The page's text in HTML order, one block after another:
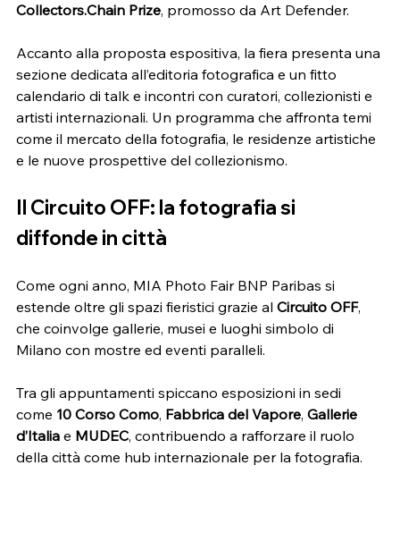
Collectors.Chain Prize, promosso da Art Defender.
Accanto alla proposta espositiva, la fiera presenta una
sezione dedicata all’editoria fotografica e un fitto
calendario di talk e incontri con curatori, collezionisti e
artisti internazionali. Un programma che affronta temi
come il mercato della fotografia, le residenze artistiche
e le nuove prospettive del collezionismo.
Il Circuito OFF: la fotografia si
diffonde in città
Come ogni anno, MIA Photo Fair BNP Paribas si
estende oltre gli spazi fieristici grazie al Circuito OFF,
che coinvolge gallerie, musei e luoghi simbolo di
Milano con mostre ed eventi paralleli.
Tra gli appuntamenti spiccano esposizioni in sedi
come 10 Corso Como, Fabbrica del Vapore, Gallerie
d’Italia e MUDEC, contribuendo a rafforzare il ruolo
della città come hub internazionale per la fotografia.